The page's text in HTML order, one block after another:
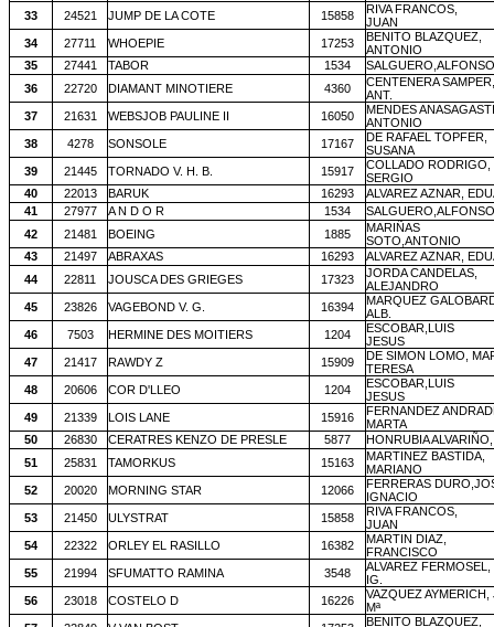
33
24521 JUMP DE LA COTE 15858
RIVA FRANCOS,
JUAN
34
27711 WHOEPIE 17253
BENITO BLAZQUEZ,
ANTONIO
35
27441 TABOR 1534
SALGUERO,ALFONSO
36
22720 DIAMANT MINOTIERE 4360
CENTENERA
ANT.
37
21631 WEBSJOB PAULINE II 16050
MENDES
ANTONIO
38
4278 SONSOLE 17167
DE RAFAEL TOPFER,
SUSANA
39
21445 TORNADO V. H. B. 15917
COLLADO RODRIGO,
SERGIO
40
22013 BARUK 16293
ALVAREZ AZNAR,
41
27977 A N D O R 1534
SALGUERO,ALFONSO
42
21481 BOEING 1885
MARIÑAS
SOTO,ANTONIO
43
21497 ABRAXAS 16293
ALVAREZ AZNAR,
44
22811 JOUSCA DES GRIEGES 17323
JORDA CANDELAS,
ALEJANDRO
45
23826 VAGEBOND V. G. 16394
MARQUEZ
ALB.
46
7503 HERMINE DES MOITIERS 1204
ESCOBAR,LUIS
JESUS
47
21417 RAWDY Z 15909
DE SIMON LOMO,
TERESA
48
20606 COR D'LLEO 1204
ESCOBAR,LUIS
JESUS
49
21339 LOIS LANE 15916
FERNANDEZ
MARTA
50
26830 CERATRES KENZO DE PRESLE 5877
HONRUBIA
51
25831 TAMORKUS 15163
MARTINEZ BASTIDA,
MARIANO
52
20020 MORNING STAR 12066
FERRERAS
IGNACIO
53
21450 ULYSTRAT 15858
RIVA FRANCOS,
JUAN
54
22322 ORLEY EL RASILLO 16382
MARTIN DIAZ,
FRANCISCO
55
21994 SFUMATTO RAMINA 3548
ALVAREZ
IG.
56
23018 COSTELO D 16226
VAZQUEZ AYMERICH,
Mª
BENITO BLAZQUEZ,